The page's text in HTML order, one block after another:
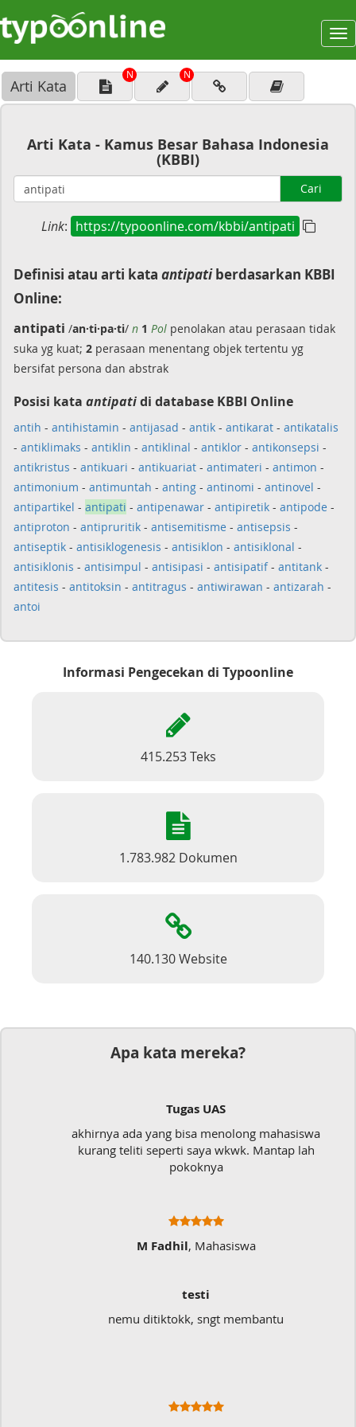
Arti Kata
N N
Arti Kata - Kamus Besar Bahasa Indonesia
(KBBI)
Cari
Link: https://typoonline.com/kbbi/antipati
Definisi atau arti kata antipatiberdasarkan KBBI
Online:
antipati /an·ti·pa·ti/ n 1 Pol penolakan atau perasaan tidak
suka yg kuat; 2 perasaan menentang objek tertentu yg
bersifat persona dan abstrak
Posisi kata antipatidi database KBBI Online
antih - antihistamin - antijasad - antik - antikarat - antikatalis
- antiklimaks - antiklin - antiklinal - antiklor - antikonsepsi -
antikristus - antikuari - antikuariat - antimateri - antimon -
antimonium - antimuntah - anting - antinomi - antinovel -
antipartikel - antipati - antipenawar - antipiretik - antipode -
antiproton - antipruritik - antisemitisme - antisepsis -
antiseptik - antisiklogenesis - antisiklon - antisiklonal -
antisiklonis - antisimpul - antisipasi - antisipatif- antitank -
antitesis - antitoksin - antitragus - antiwirawan - antizarah -
antoi
Informasi Pengecekan di Typoonline
415.253 Teks
1.783.982 Dokumen
140.130 Website
Apa kata mereka?
Tugas UAS
akhirnya ada yang bisa menolong mahasiswa
kurang teliti seperti saya wkwk. Mantap lah
pokoknya
M Fadhil, Mahasiswa
testi
nemu ditiktokk, sngt membantu